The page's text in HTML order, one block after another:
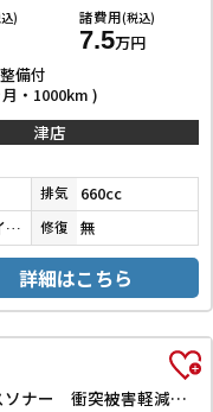
) 諸費用(税込)
7.5万円
備付
・1000km )
津店
排気 660cc
ブラックマイカメタリック 修復 無
詳細はこちら
L SAIII 届出済未使用車 クリアランスソナー 衝突被害軽減システム オートマチックハイビーム オートライト キーレスエントリー アイドリングストップ CVT 盗難防止システム ABS ESC 衝突安全ボディ